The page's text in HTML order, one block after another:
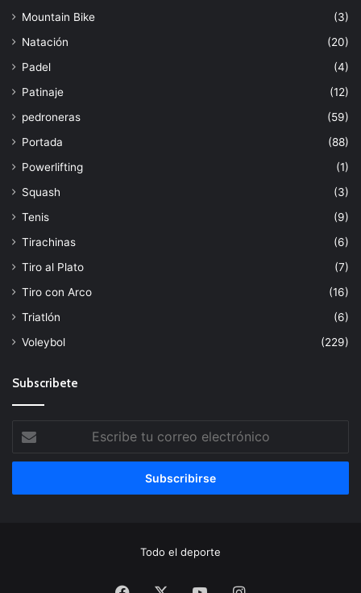
Mountain Bike
(3)
Natación
(20)
Padel
(4)
Patinaje
(12)
pedroneras
(59)
Portada
(88)
Powerlifting
(1)
Squash
(3)
Tenis
(9)
Tirachinas
(6)
Tiro al Plato
(7)
Tiro con Arco
(16)
Triatlón
(6)
Voleybol
(229)
Subscribete
tu
correo
Todo el deporte